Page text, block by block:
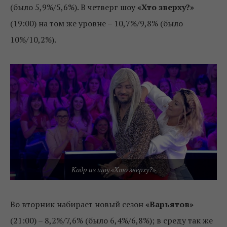
(было 5,9%/5,6%). В четверг шоу «Хто зверху?»
(19:00) на том же уровне – 10,7%/9,8% (было
10%/10,2%).
Кадр из шоу «Хто зверху?»
Во вторник набирает новый сезон «Варьятов»
(21:00) – 8,2%/7,6% (было 6,4%/6,8%); в среду так же